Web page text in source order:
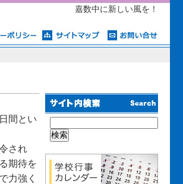
嘉数中に新しい風を！
間とい
され
期待を
力強く